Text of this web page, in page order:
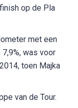
op de Pla
met een
was voor
toen Majka
van de Tour.